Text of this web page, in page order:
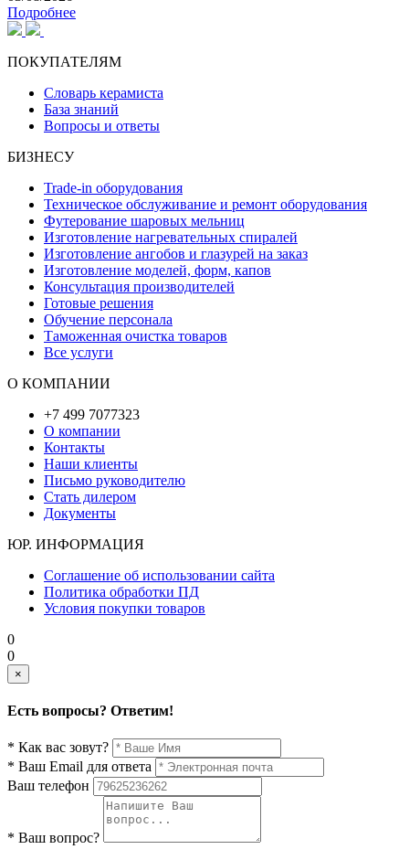
Подробнее
ПОКУПАТЕЛЯМ
Словарь керамиста
База знаний
Вопросы и ответы
БИЗНЕСУ
Trade-in оборудования
Техническое обслуживание и ремонт оборудования
Футерование шаровых мельниц
Изготовление нагревательных спиралей
Изготовление ангобов и глазурей на заказ
Изготовление моделей, форм, капов
Консультация производителей
Готовые решения
Обучение персонала
Таможенная очистка товаров
Все услуги
О КОМПАНИИ
+7 499 7077323
О компании
Контакты
Наши клиенты
Письмо руководителю
Стать дилером
Документы
ЮР. ИНФОРМАЦИЯ
Соглашение об использовании сайта
Политика обработки ПД
Условия покупки товаров
0
0
×
Есть вопросы? Ответим!
* Как вас зовут?
* Ваш Email для ответа
Ваш телефон
* Ваш вопрос?